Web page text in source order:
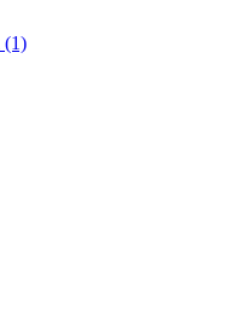
(1)